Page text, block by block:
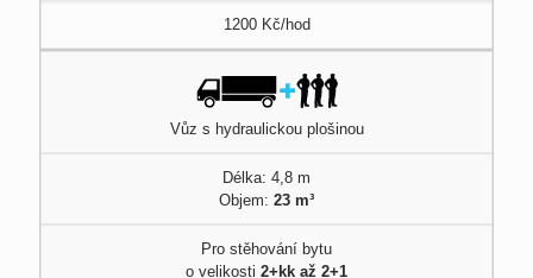
1200 Kč/hod
Vůz s hydraulickou plošinou
Délka: 4,8 m
Objem: 23 m³
Pro stěhování bytu
o velikosti 2+kk až 2+1